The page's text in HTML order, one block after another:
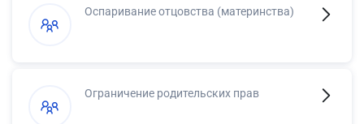
Оспаривание отцовства (материнства)
Ограничение родительских прав